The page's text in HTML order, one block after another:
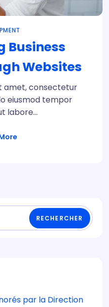
Business
Websites
amet, consectetur
eiusmod tempor
labore…
RECHERCHER
par la Direction